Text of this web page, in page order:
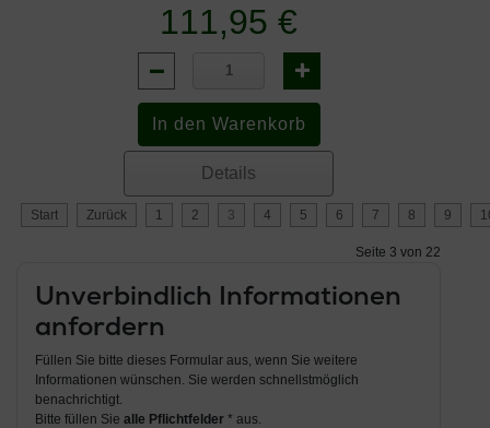
111,95 €
Details
Start Zurück 1 2 3 4 5 6 7 8 9
Seite 3 von 22
Unverbindlich Informationen
anfordern
Füllen Sie bitte dieses Formular aus, wenn Sie weitere
Informationen wünschen. Sie werden schnellstmöglich
benachrichtigt.
Bitte füllen Sie alle Pflichtfelder * aus.